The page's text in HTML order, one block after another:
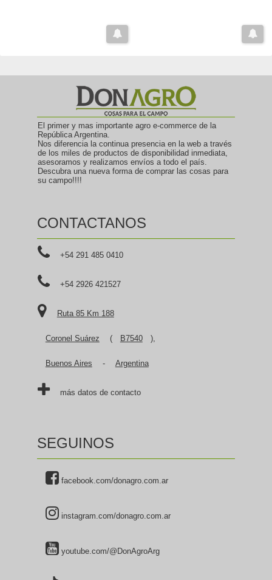
El primer y mas importante agro e-commerce de la
República Argentina.
Nos diferencia la continua presencia en la web a través
de los miles de productos de disponibilidad inmediata,
asesoramos y realizamos envíos a todo el país.
Descubra una nueva forma de comprar las cosas para
su campo!!!!
CONTACTANOS
+54 291 485 0410
+54 2926 421527
Ruta 85 Km 188
Coronel Suárez ( B7540 ),
Buenos Aires - Argentina
más datos de contacto
SEGUINOS
facebook.com/donagro.com.ar
instagram.com/donagro.com.ar
youtube.com/@DonAgroArg